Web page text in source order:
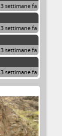
3 settimane fa
3 settimane fa
3 settimane fa
3 settimane fa